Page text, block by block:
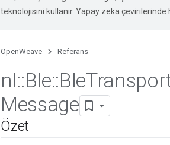
teknolojisini kullanır. Yapay zeka çevirilerinde
OpenWeave Referans
nl::Ble::Ble
Message
Özet